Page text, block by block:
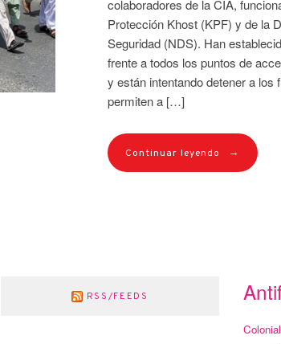
colaboradores de la CIA,
Protección Khost (KPF) y de la
Seguridad (NDS). Han
frente a todos los puntos de
y están intentando detener a los
permiten a […]
Continuar leyendo →
RSS/FEEDS